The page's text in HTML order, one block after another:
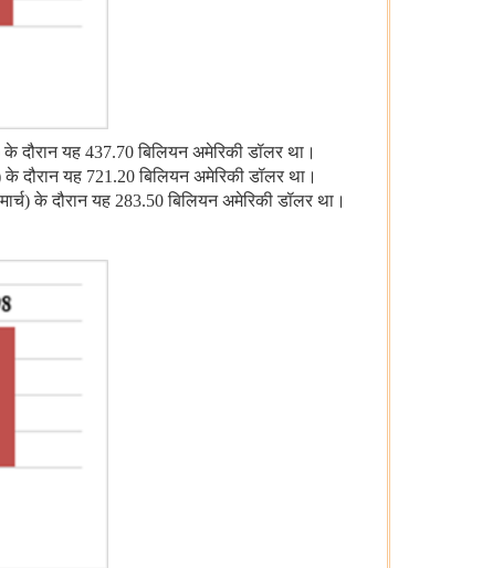
के दौरान यह 437.70 बिलियन अमेरिकी डॉलर था।
के दौरान यह 721.20 बिलियन अमेरिकी डॉलर था।
के दौरान यह 283.50 बिलियन अमेरिकी डॉलर था।